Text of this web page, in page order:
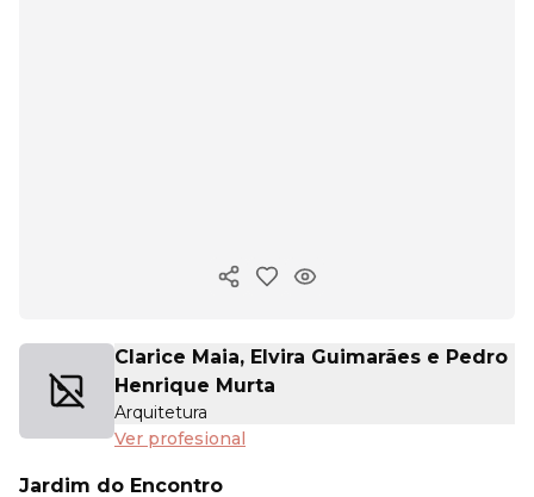
Copiar enlace
Clarice Maia, Elvira Guimarães e Pedro
Henrique Murta
Arquitetura
Ver profesional
Jardim do Encontro